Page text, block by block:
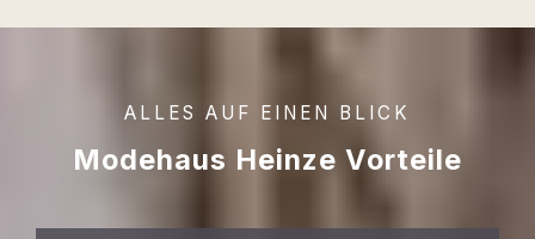
ALLES AUF EINEN BLICK
Modehaus Heinze Vorteile